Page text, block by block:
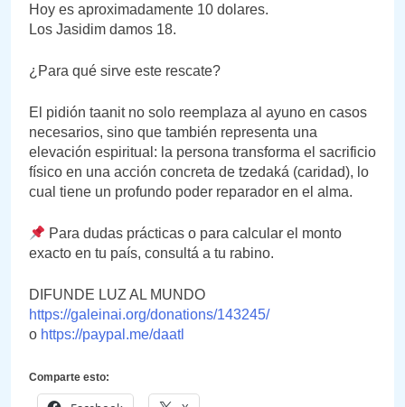
Hoy es aproximadamente 10 dolares.
Los Jasidim damos 18.
¿Para qué sirve este rescate?
El pidión taanit no solo reemplaza al ayuno en casos
necesarios, sino que también representa una
elevación espiritual: la persona transforma el sacrificio
físico en una acción concreta de tzedaká (caridad), lo
cual tiene un profundo poder reparador en el alma.
Para dudas prácticas o para calcular el monto
exacto en tu país, consultá a tu rabino.
DIFUNDE LUZ AL MUNDO
https://galeinai.org/donations/143245/
o https://paypal.me/daatl
Comparte esto: